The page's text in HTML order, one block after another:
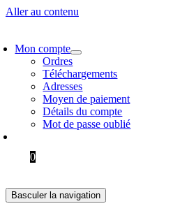
Aller au contenu
Mon compte
Ordres
Téléchargements
Adresses
Moyen de paiement
Détails du compte
Mot de passe oublié
0
Basculer la navigation